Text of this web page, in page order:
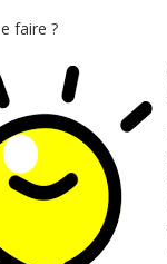
faire ?